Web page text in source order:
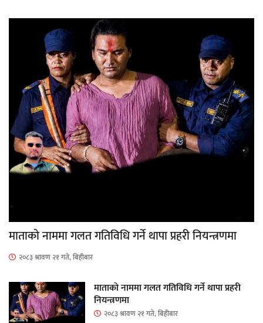
माताकाे नाममा गलत गतिविधि गर्ने थापा प्रहरी नियन्त्रणमा
२०८३ श्रावण २१ गते, बिहीबार
माताकाे नाममा गलत गतिविधि गर्ने थापा प्रहरी
नियन्त्रणमा
२०८३ श्रावण २१ गते, बिहीबार